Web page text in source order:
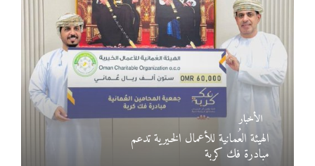
الأخبار
الهيئة العُمانية للأعمال الخيرية تدعم
مبادرة فك كربة